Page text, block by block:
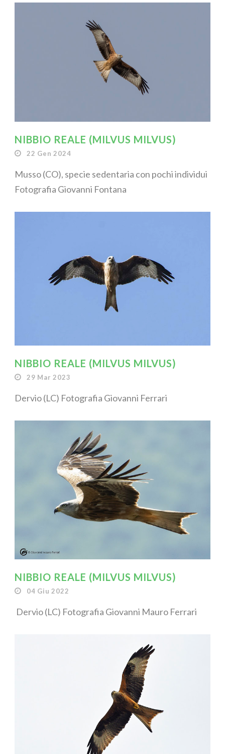
NIBBIO REALE (MILVUS MILVUS)
22 Gen 2024
Musso (CO), specie sedentaria con pochi individui
Fotografia Giovanni Fontana
NIBBIO REALE (MILVUS MILVUS)
29 Mar 2023
Dervio (LC) Fotografia Giovanni Ferrari
NIBBIO REALE (MILVUS MILVUS)
04 Giu 2022
Dervio (LC) Fotografia Giovanni Mauro Ferrari